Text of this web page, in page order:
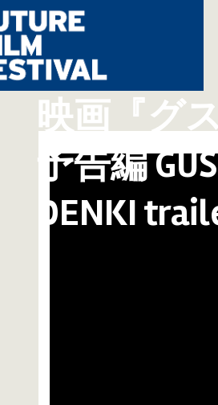
映画『グ
予告編
DENKI